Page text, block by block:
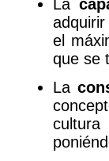
La
el
que se
La